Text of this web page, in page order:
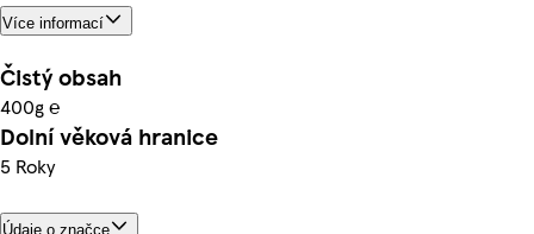
Více informací
Čistý obsah
400g ℮
Dolní věková hranice
5 Roky
Údaje o značce